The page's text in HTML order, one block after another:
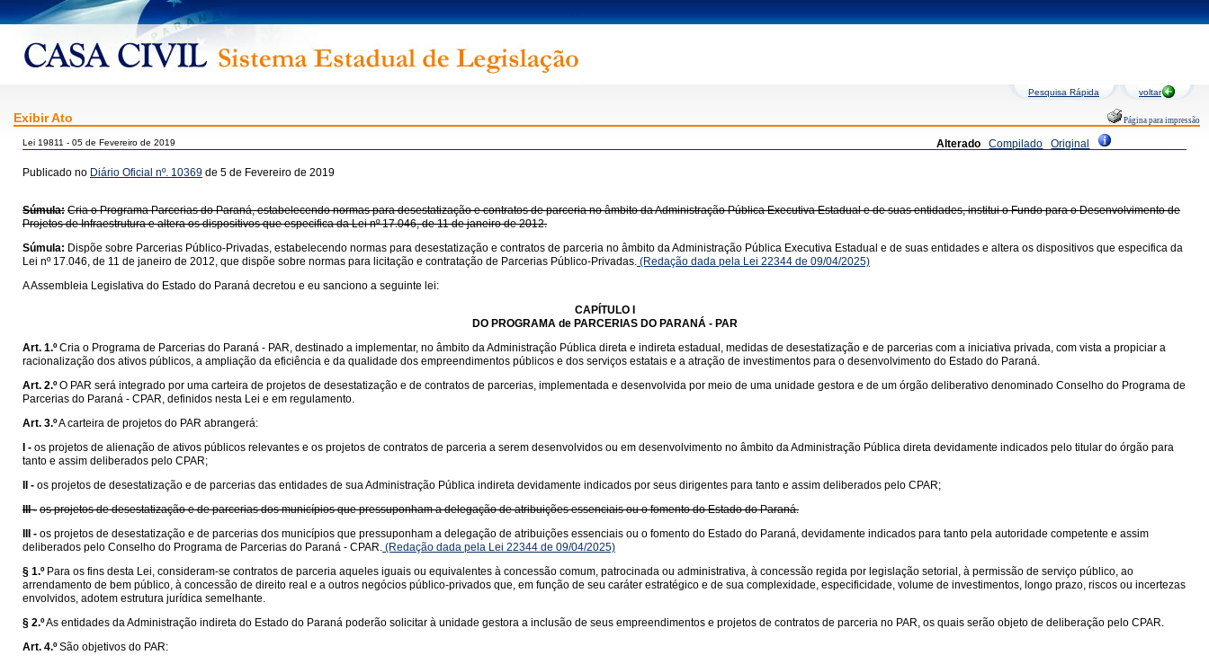
Pesquisa Rápida voltar
Exibir Ato Página para impressão
Alterado Compilado Original
Lei 19811 - 05 de Fevereiro de 2019
Publicado no Diário Oficial nº. 10369 de 5 de Fevereiro de 2019
Súmula: Cria o Programa Parcerias do Paraná, estabelecendo normas para desestatização e contratos de parceria no âmbito da Administração Pública Executiva Estadual e de suas entidades, institui o Fundo para o Desenvolvimento de
Projetos de Infraestrutura e altera os dispositivos que especifica da Lei nº 17.046, de 11 de janeiro de 2012.
Súmula: Dispõe sobre Parcerias Público-Privadas, estabelecendo normas para desestatização e contratos de parceria no âmbito da Administração Pública Executiva Estadual e de suas entidades e altera os dispositivos que especifica da
Lei nº 17.046, de 11 de janeiro de 2012, que dispõe sobre normas para licitação e contratação de Parcerias Público-Privadas. (Redação dada pela Lei 22344 de 09/04/2025)
A Assembleia Legislativa do Estado do Paraná decretou e eu sanciono a seguinte lei:
CAPÍTULO I
DO PROGRAMA de PARCERIAS DO PARANÁ - PAR
Art. 1.º Cria o Programa de Parcerias do Paraná - PAR, destinado a implementar, no âmbito da Administração Pública direta e indireta estadual, medidas de desestatização e de parcerias com a iniciativa privada, com vista a propiciar a
racionalização dos ativos públicos, a ampliação da eficiência e da qualidade dos empreendimentos públicos e dos serviços estatais e a atração de investimentos para o desenvolvimento do Estado do Paraná.
Art. 2.º O PAR será integrado por uma carteira de projetos de desestatização e de contratos de parcerias, implementada e desenvolvida por meio de uma unidade gestora e de um órgão deliberativo denominado Conselho do Programa de
Parcerias do Paraná - CPAR, definidos nesta Lei e em regulamento.
Art. 3.ºA carteira de projetos do PAR abrangerá:
I - os projetos de alienação de ativos públicos relevantes e os projetos de contratos de parceria a serem desenvolvidos ou em desenvolvimento no âmbito da Administração Pública direta devidamente indicados pelo titular do órgão para
tanto e assim deliberados pelo CPAR;
II - os projetos de desestatização e de parcerias das entidades de sua Administração Pública indireta devidamente indicados por seus dirigentes para tanto e assim deliberados pelo CPAR;
III - os projetos de desestatização e de parcerias dos municípios que pressuponham a delegação de atribuições essenciais ou o fomento do Estado do Paraná.
III - os projetos de desestatização e de parcerias dos municípios que pressuponham a delegação de atribuições essenciais ou o fomento do Estado do Paraná, devidamente indicados para tanto pela autoridade competente e assim
deliberados pelo Conselho do Programa de Parcerias do Paraná - CPAR. (Redação dada pela Lei 22344 de 09/04/2025)
§ 1.º Para os fins desta Lei, consideram-se contratos de parceria aqueles iguais ou equivalentes à concessão comum, patrocinada ou administrativa, à concessão regida por legislação setorial, à permissão de serviço público, ao
arrendamento de bem público, à concessão de direito real e a outros negócios público-privados que, em função de seu caráter estratégico e de sua complexidade, especificidade, volume de investimentos, longo prazo, riscos ou incertezas
envolvidos, adotem estrutura jurídica semelhante.
§ 2.ºAs entidades da Administração indireta do Estado do Paraná poderão solicitar à unidade gestora a inclusão de seus empreendimentos e projetos de contratos de parceria no PAR, os quais serão objeto de deliberação pelo CPAR.
Art. 4.º São objetivos do PAR: